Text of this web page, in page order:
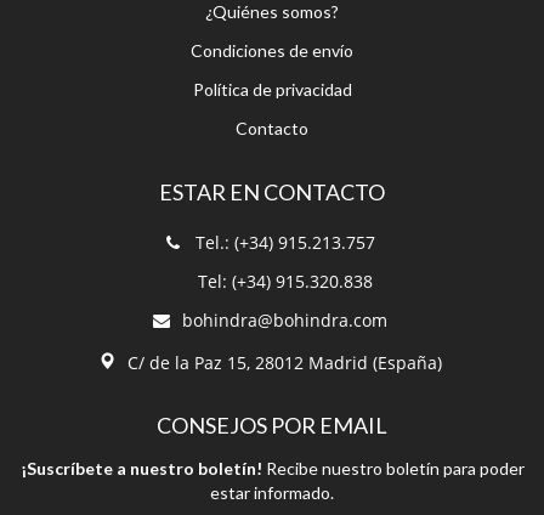
Condiciones de envío
Política de privacidad
Contacto
Tel.: (+34) 915.213.757
Tel: (+34) 915.320.838
bohindra@bohindra.com
C/ de la Paz 15, 28012 Madrid (España)
¡Suscríbete a nuestro boletín!Recibe nuestro boletín para poder